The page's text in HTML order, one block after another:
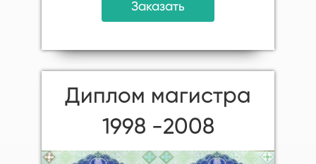
Заказать
Диплом магистра
1998 -2008